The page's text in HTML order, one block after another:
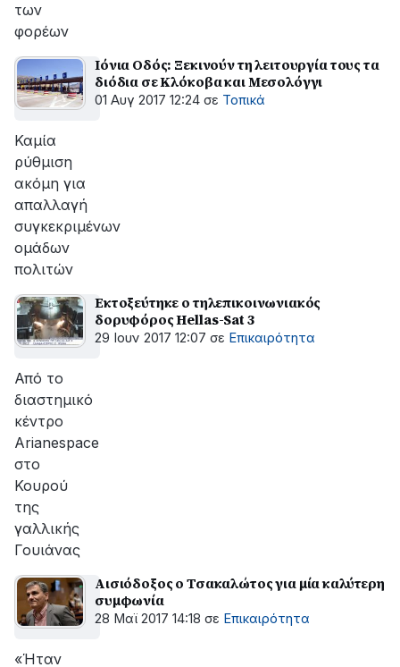
των
φορέων
Ιόνια Οδός: Ξεκινούν τη λειτουργία τους τα
διόδια σε Κλόκοβα και Μεσολόγγι
01 Αυγ 2017 12:24 σε Τοπικά
Καμία
ρύθμιση
ακόμη για
απαλλαγή
συγκεκριμένων
ομάδων
πολιτών
Εκτοξεύτηκε ο τηλεπικοινωνιακός
δορυφόρος Hellas-Sat 3
29 Ιουν 2017 12:07 σε Επικαιρότητα
Από το
διαστημικό
κέντρο
Arianespace
στο
Κουρού
της
γαλλικής
Γουιάνας
Αισιόδοξος ο Τσακαλώτος για μία καλύτερη
συμφωνία
28 Μαϊ 2017 14:18 σε Επικαιρότητα
«Ήταν